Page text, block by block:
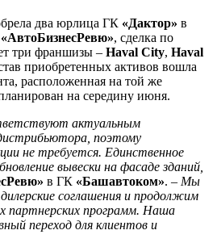
два юрлица ГК «Дактор» в
«АвтоБизнесРевю», сделка по
три франшизы – Haval City, Haval
приобретенных активов вошла
расположенная на той же
на середину июня.
актуальным
поэтому
не требуется. Единственное
вывески на фасаде зданий,
в ГК «Башавтоком». – Мы
соглашения и продолжим
партнерских программ. Наша
переход для клиентов и